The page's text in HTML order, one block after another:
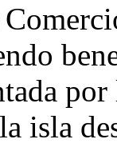
por
isla